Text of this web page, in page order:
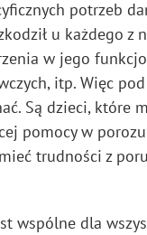
potrzeb
u każdego z
w jego
itp. Więc
Są dzieci, które
pomocy w
trudności z
wspólne dla